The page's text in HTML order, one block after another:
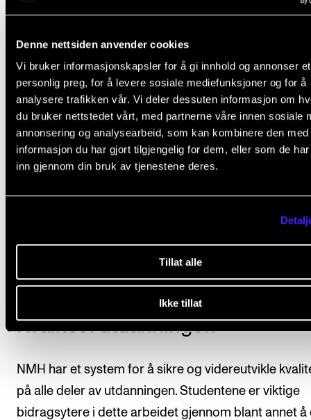
Denne nettsiden anvender cookies
Vi bruker informasjonskapsler for å gi innhold og annonser et
personlig preg, for å levere sosiale mediefunksjoner og for å
analysere trafikken vår. Vi deler dessuten informasjon om
du bruker nettstedet vårt, med partnerne våre innen sosiale
annonsering og analysearbeid, som kan kombinere den med
informasjon du har gjort tilgjengelig for dem, eller som de
inn gjennom din bruk av tjenestene deres.
Tillat alle
Ikke tillat
karakterskalaen bestått/ ikke bestått og emner som
fremgår av hver enkelt emnebeskrivelse.
Ytterligere bestemmelser om vurdering og
fastsatt i kapittel VI iForskrift om studiene ved
musikkhøgskole (lovdata.no)
vurderingsuttrykk og antall studiepoeng.
Kvalitet i utdanningen
NMH har et system for å sikre og videreutvikle
på alle deler av utdanningen. Studentene er viktige
bidragsytere i dette arbeidet gjennom blant annet å